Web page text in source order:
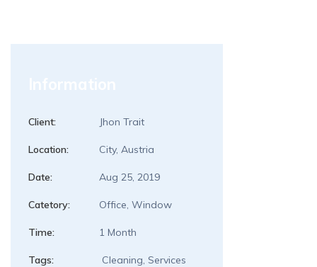
Client: Jhon Trait
Location: City, Austria
Date: Aug 25, 2019
Catetory: Office, Window
Time: 1 Month
Tags: Cleaning, Services